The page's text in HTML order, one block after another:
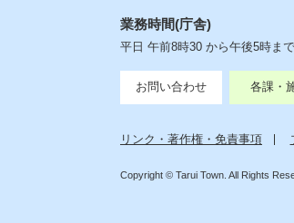
業務時間(庁舎)
平日 午前8時30 から午後5時まで
お問い合わせ 各課・
リンク・著作権・免責事項
Copyright © Tarui Town. All Rights